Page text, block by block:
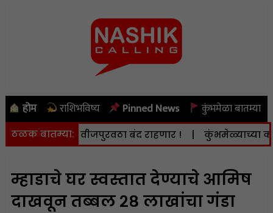
होम राशिभविष्य Pinned News कुंभमेळा बातम्या
ठळक बातम्या:
8 ऑगस्ट) वीजपुरवठा बंद राहणार ! | कुंभमेळ्याच्या कामात
म्हाडाचे घर स्वस्तात देण्याचे आमिष
दाखवून तब्बल २८ लाखांचा गंडा